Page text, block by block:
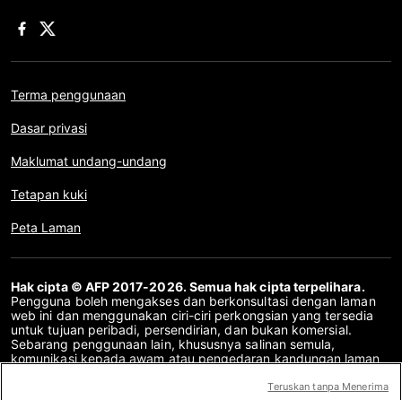
Terma penggunaan
Dasar privasi
Maklumat undang-undang
Tetapan kuki
Peta Laman
Hak cipta © AFP 2017-2026. Semua hak cipta terpelihara.
Pengguna boleh mengakses dan berkonsultasi dengan laman
web ini dan menggunakan ciri-ciri perkongsian yang tersedia
untuk tujuan peribadi, persendirian, dan bukan komersial.
Sebarang penggunaan lain, khususnya salinan semula,
komunikasi kepada awam atau pengedaran kandungan laman
sebarang tujuan lain dan/atau dengan cara lain, tanpa
Teruskan tanpa Menerima